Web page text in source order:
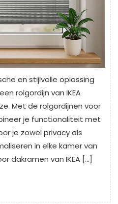
en stijlvolle oplossing
rolgordijn van IKEA
Met de rolgordijnen voor
je functionaliteit met
je zowel privacy als
in elke kamer van
dakramen van IKEA […]